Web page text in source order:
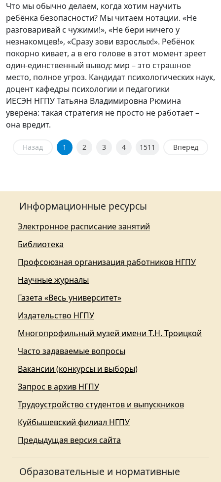
Что мы обычно делаем, когда хотим научить
ребёнка безопасности? Мы читаем нотации. «Не
разговаривай с чужими!», «Не бери ничего у
незнакомцев!», «Сразу зови взрослых!». Ребёнок
покорно кивает, а в его голове в этот момент зреет
один-единственный вывод: мир – это страшное
место, полное угроз. Кандидат психологических наук,
доцент кафедры психологии и педагогики
ИЕСЭН НГПУ Татьяна Владимировна Рюмина
уверена: такая стратегия не просто не работает –
она вредит.
Назад 1 2 3 4 1511 Вперед
Информационные ресурсы
Электронное расписание занятий
Библиотека
Профсоюзная организация работников НГПУ
Научные журналы
Газета «Весь университет»
Издательство НГПУ
Многопрофильный музей имени Т.Н. Троицкой
Часто задаваемые вопросы
Вакансии (конкурсы и выборы)
Запрос в архив НГПУ
Трудоустройство студентов и выпускников
Куйбышевский филиал НГПУ
Предыдущая версия сайта
Образовательные и нормативные